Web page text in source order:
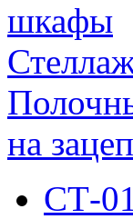
шкафы
на
СТ-